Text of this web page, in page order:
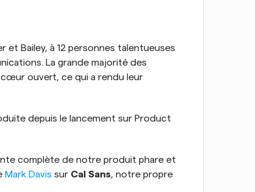
et Bailey, à 12 personnes talentueuses
La grande majorité des
ouvert, ce qui a rendu leur
depuis le lancement sur Product
complète de notre produit phare et
Mark Davis sur Cal Sans